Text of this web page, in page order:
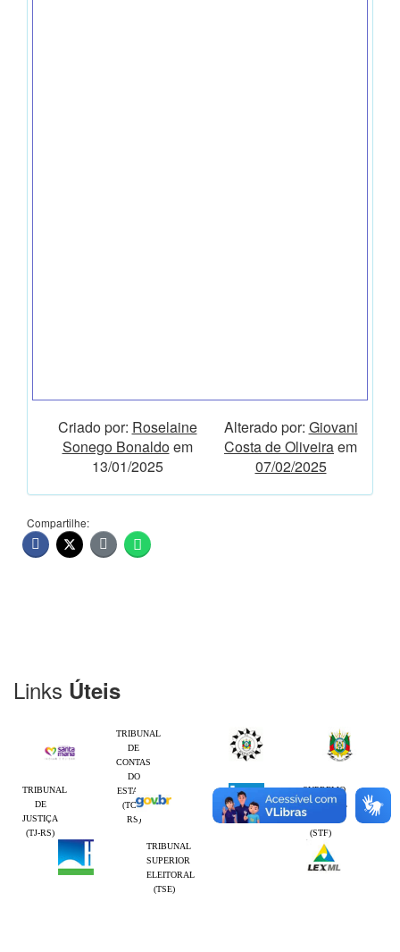
Criado por: Roselaine
Sonego Bonaldoem
13/01/2025
Alterado por: Giovani
Costa de Oliveiraem
07/02/2025
Compartilhe:
Links Úteis
TRIBUNAL
DE
CONTAS
DO
ESTADO
(TCE-
RS)
TRIBUNAL
DE
JUSTIÇA
(TJ-RS)
SUPREMO
TRIBUNAL
FEDERAL
(STF)
TRIBUNAL
SUPERIOR
ELEITORAL
(TSE)